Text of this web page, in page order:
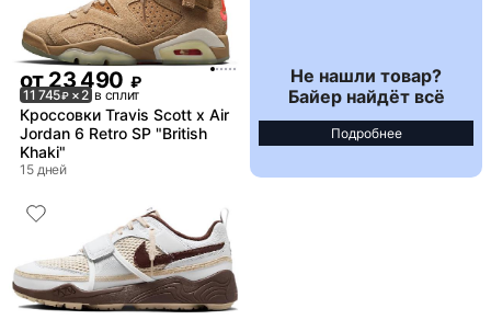
от 23 490 ₽
11 745₽ × 2 в сплит
Кроссовки Travis Scott x Air
Jordan 6 Retro SP "British
Khaki"
15 дней
Не нашли товар?
Байер найдёт всё
Подробнее